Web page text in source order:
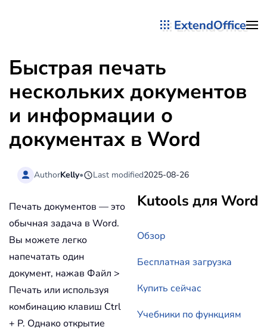
ExtendOffice
Быстрая печать
нескольких документов
и информации о
документах в Word
AuthorKelly• Last modified2025-08-26
Kutools для Word
Обзор
Бесплатная загрузка
Купить сейчас
Учебники по функциям
Печать документов — это
обычная задача в Word.
Вы можете легко
напечатать один
документ, нажав Файл >
Печать или используя
комбинацию клавиш Ctrl
+ P. Однако открытие